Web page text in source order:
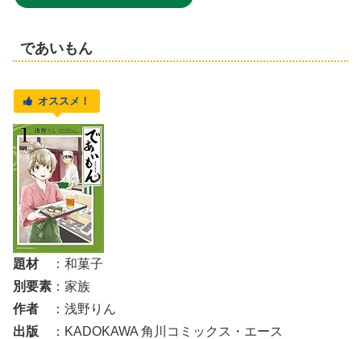
であいもん
オススメ！
題材
：和菓子
別要素 ：家族
作者
：浅野りん
出版
：KADOKAWA 角川コミックス・エース